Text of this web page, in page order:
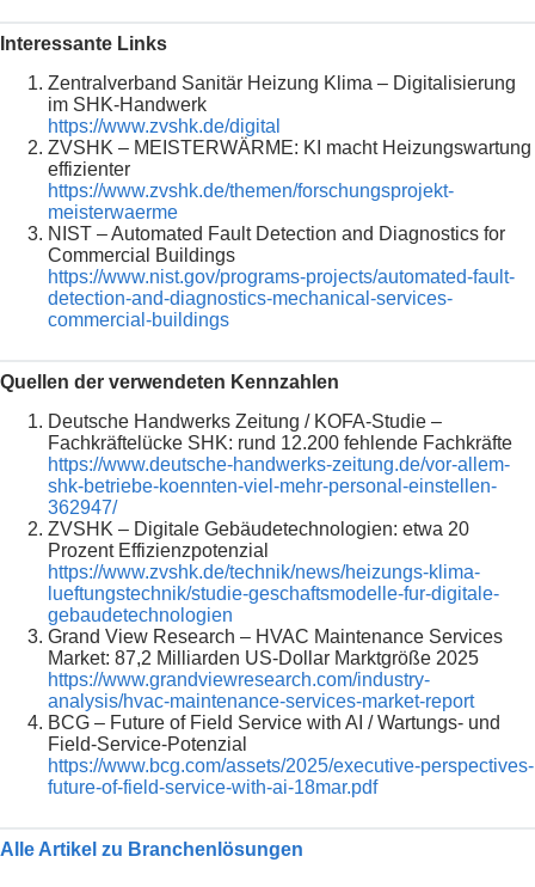
Interessante Links
Zentralverband Sanitär Heizung Klima – Digitalisierung
im SHK-Handwerk
https://www.zvshk.de/digital
ZVSHK – MEISTERWÄRME: KI macht Heizungswartung
effizienter
https://www.zvshk.de/themen/forschungsprojekt-
meisterwaerme
NIST – Automated Fault Detection and Diagnostics for
Commercial Buildings
https://www.nist.gov/programs-projects/automated-fault-
detection-and-diagnostics-mechanical-services-
commercial-buildings
Quellen der verwendeten Kennzahlen
Deutsche Handwerks Zeitung / KOFA-Studie –
Fachkräftelücke SHK: rund 12.200 fehlende Fachkräfte
https://www.deutsche-handwerks-zeitung.de/vor-allem-
shk-betriebe-koennten-viel-mehr-personal-einstellen-
362947/
ZVSHK – Digitale Gebäudetechnologien: etwa 20
Prozent Effizienzpotenzial
https://www.zvshk.de/technik/news/heizungs-klima-
lueftungstechnik/studie-geschaftsmodelle-fur-digitale-
gebaudetechnologien
Grand View Research – HVAC Maintenance Services
Market: 87,2 Milliarden US-Dollar Marktgröße 2025
https://www.grandviewresearch.com/industry-
analysis/hvac-maintenance-services-market-report
BCG – Future of Field Service with AI / Wartungs- und
Field-Service-Potenzial
https://www.bcg.com/assets/2025/executive-perspectives-
future-of-field-service-with-ai-18mar.pdf
Alle Artikel zu Branchenlösungen